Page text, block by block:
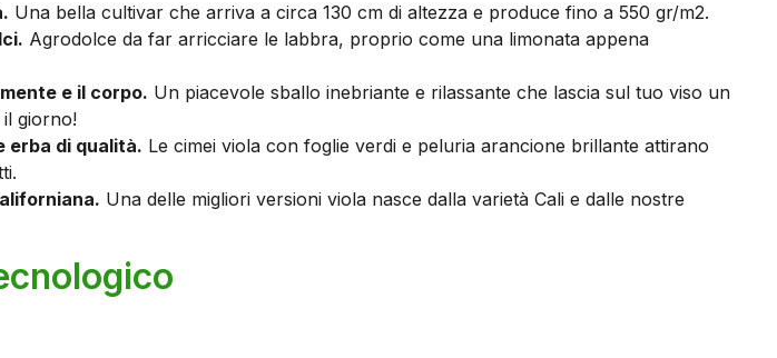
Una bella cultivar che arriva a circa 130 cm di altezza e produce fino a 550 gr/m2.
Agrodolce da far arricciare le labbra, proprio come una limonata appena
e il corpo. Un piacevole sballo inebriante e rilassante che lascia sul tuo viso un
giorno!
erba di qualità. Le cimei viola con foglie verdi e peluria arancione brillante attirano
Una delle migliori versioni viola nasce dalla varietà Cali e dalle nostre